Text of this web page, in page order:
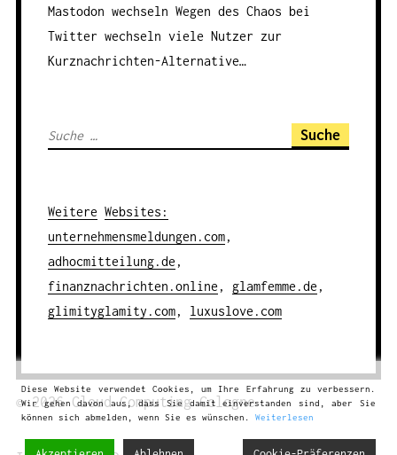
Mastodon wechseln Wegen des Chaos bei
Twitter wechseln viele Nutzer zur
Kurznachrichten-Alternative…
S
h
e
n
a
c
Weitere Websites :
unternehmensmeldungen.com,
adhocmitteilung.de ,
finanznachrichten.online , glamfemme.de ,
glimityglamity.com, luxuslove.com
© 2026Cloud ComputingCologne
Diese Website verwendet Cookies, um Ihre Erfahrung zu verbessern.
Wir gehen davon aus, dass Sie damit einverstanden sind, aber Sie
können sich abmelden, wenn Sie es wünschen. Weiterlesen